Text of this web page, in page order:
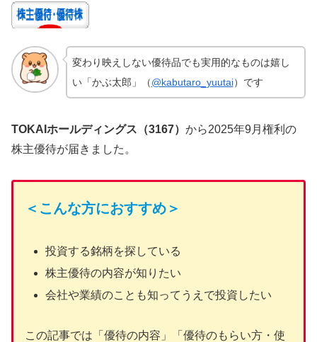
変わり映えしない優待品でも実用的なものは嬉し
い「かぶ太郎」（@kabutaro_yuutai）です
TOKAIホールディングス（3167） から2025年9月権利の
株主優待が届きました。
＜こんな方におすすめ＞
投資する銘柄を探している
株主優待の内容が知りたい
会社や業績のことも知ってうえで投資したい
この記事では「優待の内容」「優待のもらい方・使